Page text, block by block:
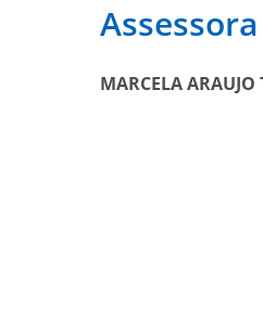
MARCELA ARAUJO